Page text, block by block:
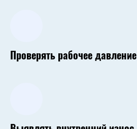
Проверять рабочее давление